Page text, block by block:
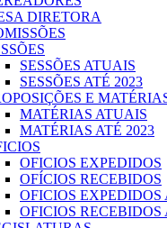
DIRETORA
SESSÕES ATUAIS
SESSÕES ATÉ 2023
E
MATÉRIAS ATUAIS
MATÉRIAS ATÉ 2023
OFICIOS EXPEDIDOS
OFÍCIOS RECEBIDOS
OFICIOS EXPEDIDOS
OFICIOS RECEBIDOS